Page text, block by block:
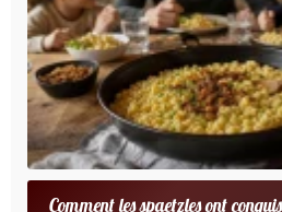
Comment les spaetzles ont